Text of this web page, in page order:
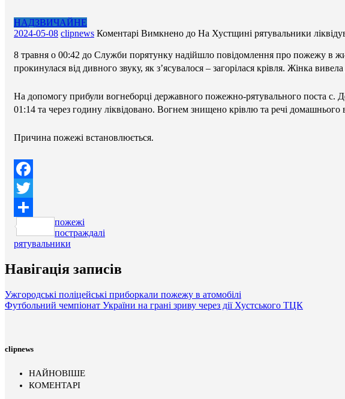
НАДЗВИЧАЙНЕ
2024-05-08 clipnews Коментарі Вимкнено до На Хустщині рятувальники
8 травня о 00:42 до Служби порятунку надійшло повідомлення про пожежу в
прокинулася від дивного звуку, як з’ясувалося – загорілася крівля. Жінка
На допомогу прибули вогнеборці державного пожежно-рятувального поста с.
01:14 та через годину ліквідовано. Вогнем знищено крівлю та речі
Причина пожежі встановлюється.
Facebook
Twitter
Поділитися
пожежі
постраждалі
рятувальники
Навігація записів
Ужгородські поліцейські приборкали пожежу в атомобілі
Футбольний чемпіонат України на грані зриву через дії Хустського ТЦК
clipnews
НАЙНОВІШЕ
КОМЕНТАРІ